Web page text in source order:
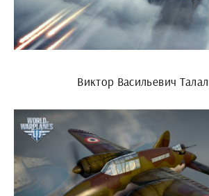
Виктор Васильевич